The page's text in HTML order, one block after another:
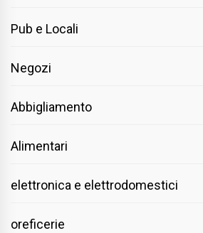
Pub e Locali
Negozi
Abbigliamento
Alimentari
elettronica e elettrodomestici
oreficerie